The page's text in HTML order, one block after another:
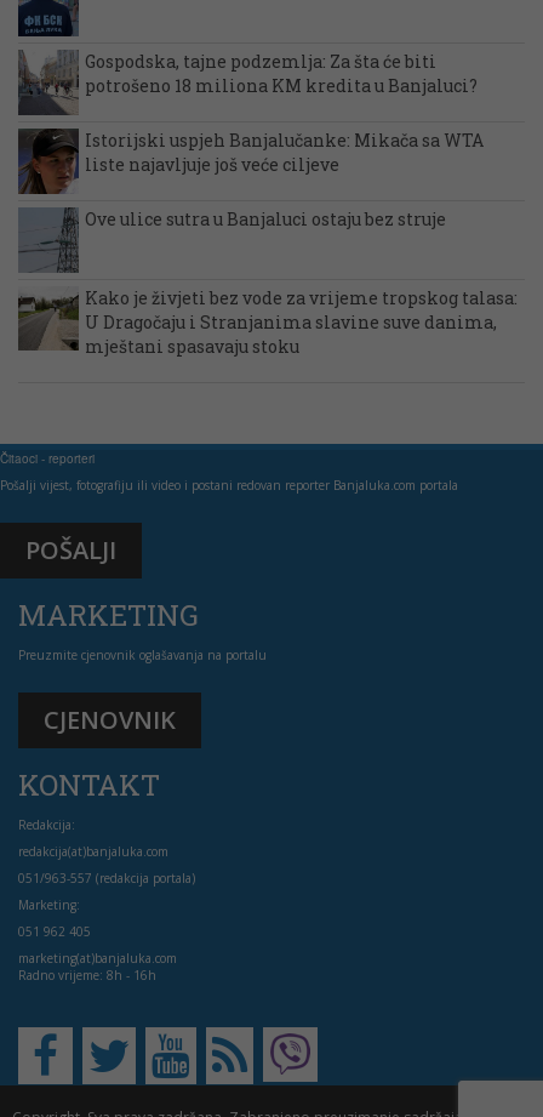
Gospodska, tajne podzemlja: Za šta će biti
potrošeno 18 miliona KM kredita u Banjaluci?
Istorijski uspjeh Banjalučanke: Mikača sa WTA
liste najavljuje još veće ciljeve
Ove ulice sutra u Banjaluci ostaju bez struje
Kako je živjeti bez vode za vrijeme tropskog talasa:
U Dragočaju i Stranjanima slavine suve danima,
mještani spasavaju stoku
Čitaoci - reporteri
Pošalji vijest, fotografiju ili video i postani redovan reporter Banjaluka.com portala
POŠALJI
MARKETING
Preuzmite cjenovnik oglašavanja na portalu
CJENOVNIK
KONTAKT
Redakcija:
redakcija(at)banjaluka.com
051/963-557 (redakcija portala)
Marketing:
051 962 405
marketing(at)banjaluka.com
Radno vrijeme: 8h - 16h